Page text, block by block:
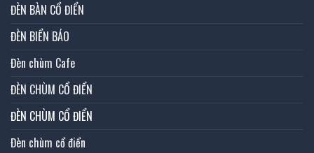
ĐÈN BÀN CỔ ĐIỂN
ĐÈN BIỂN BÁO
Đèn chùm Cafe
ĐÈN CHÙM CỔ ĐIỂN
ĐÈN CHÙM CỔ ĐIỂN
Đèn chùm cổ điển